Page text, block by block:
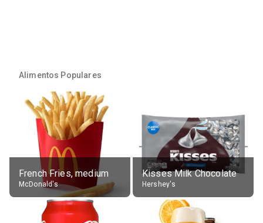
Alimentos Populares
French Fries, medium
McDonald's
Kisses Milk Chocolate
Hershey's